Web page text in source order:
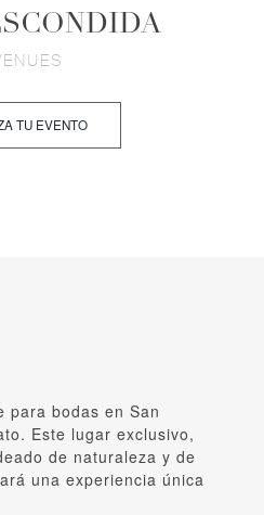
TU EVENTO
para bodas en San
Este lugar exclusivo,
de naturaleza y de
una experiencia única